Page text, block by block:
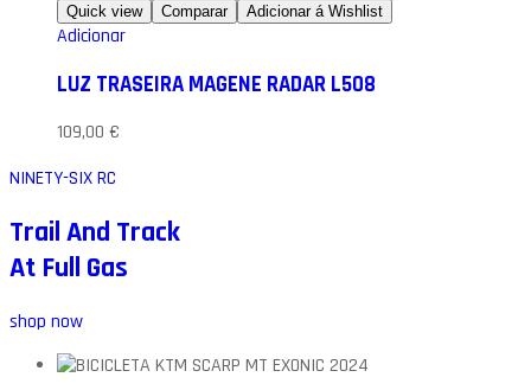
Quick view Comparar Adicionar á Wishlist
Adicionar
LUZ TRASEIRA MAGENE RADAR L508
109,00 €
NINETY-SIX RC
Trail And Track
At Full Gas
shop now